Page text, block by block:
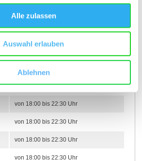
Alle zulassen
Auswahl erlauben
Ablehnen
von 18:00 bis 22:30 Uhr
von 18:00 bis 22:30 Uhr
von 18:00 bis 22:30 Uhr
von 18:00 bis 22:30 Uhr